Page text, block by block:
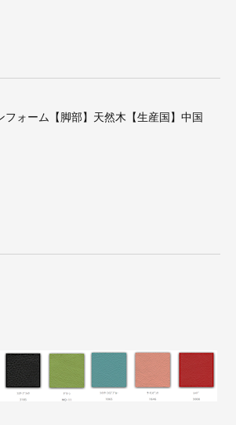
ォーム【脚部】天然木【生産国】中国